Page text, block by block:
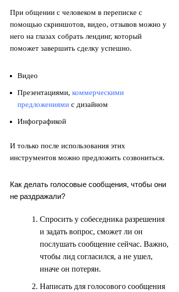
При общении с человеком в переписке с
помощью скриншотов, видео, отзывов можно у
него на глазах собрать лендинг, который
поможет завершить сделку успешно.
Видео
Презентациями, коммерческими
предложениями с дизайном
Инфографикой
И только после использования этих
инструментов можно предложить созвониться.
Как делать голосовые сообщения, чтобы они
не раздражали?
Спросить у собеседника разрешения
и задать вопрос, сможет ли он
послушать сообщение сейчас. Важно,
чтобы лид согласился, а не ушел,
иначе он потерян.
Написать для голосового сообщения